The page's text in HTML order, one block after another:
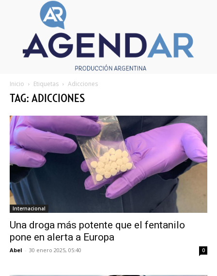
Inicio Etiquetas Adicciones
TAG: ADICCIONES
Internacional
Una droga más potente que el fentanilo
pone en alerta a Europa
Abel - 30 enero 2025, 05:40 0